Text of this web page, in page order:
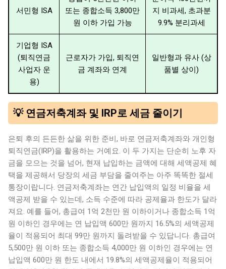
서민형 ISA
또는 종합소득 3,800만
원 이하 가입 가능
지 비과세, 초과분
9.9% 분리과세
기업형 ISA
(퇴직연금
사업자 운
용)
근로자가 가입, 퇴직연
금 계좌와 연계
일반형과 유사 (상
품별 상이)
💡 연금저축계좌 및 IRP로 세금 줄이기
은퇴 후의 든든한 삶을 위한 준비, 바로 연금저축계좌와 개인형
퇴직연금(IRP)을 활용하는 거예요. 이 두 가지는 단순히 노후 자
금을 모으는 것을 넘어, 현재 납입하는 금액에 대해 세액공제 혜
택을 제공해서 당장의 세금 부담을 줄여주는 아주 똑똑한 절세
통장이랍니다. 연금저축계좌는 연간 납입액의 일정 비율을 세
액공제 받을 수 있는데, 소득 수준에 따라 공제율과 한도가 달라
져요. 예를 들어, 총급여 1억 2천만 원 이하이거나 종합소득 1억
원 이하인 경우에는 연 납입액 600만 원까지 16.5%의 세액공제
율이 적용되어 최대 99만 원까지 돌려받을 수 있답니다. 총급여
5,500만 원 이하 또는 종합소득 4,000만 원 이하인 경우에는 연
납입액 600만 원 한도 내에서 19.8%의 세액공제율이 적용되어